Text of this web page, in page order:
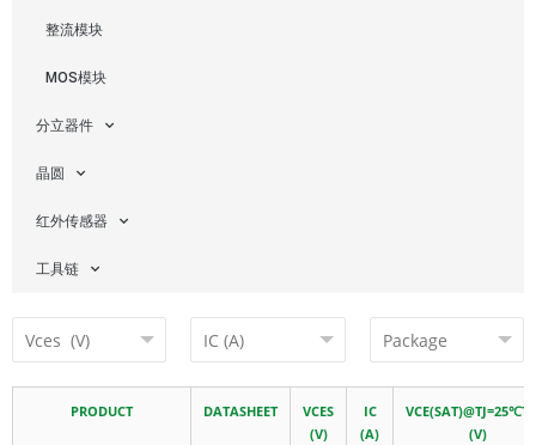
整流模块
MOS模块
分立器件
晶圆
红外传感器
工具链
PRODUCT DATASHEET
VCES
(V)
IC
(A)
(V)